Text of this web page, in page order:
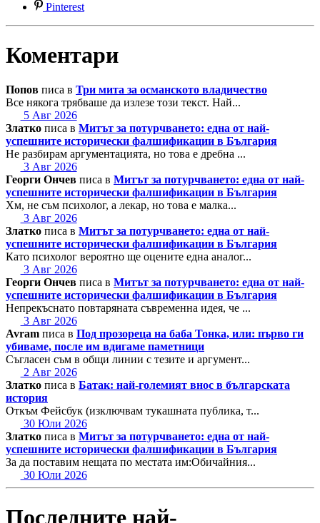
Pinterest
Коментари
Попов писа в Три мита за османското владичество
Все някога трябваше да излезе този текст. Най...
5 Авг 2026
Златко писа в Митът за потурчването: една от най-
успешните исторически фалшификации в България
Не разбирам аргументацията, но това е дребна ...
3 Авг 2026
Георги Ончев писа в Митът за потурчването: една от най-
успешните исторически фалшификации в България
Хм, не съм психолог, а лекар, но това е малка...
3 Авг 2026
Златко писа в Митът за потурчването: една от най-
успешните исторически фалшификации в България
Като психолог вероятно ще оцените една аналог...
3 Авг 2026
Георги Ончев писа в Митът за потурчването: една от най-
успешните исторически фалшификации в България
Непрекъснато повтаряната съвременна идея, че ...
3 Авг 2026
Avram писа в Под прозореца на баба Тонка, или: първо ги
убиваме, после им вдигаме паметници
Съгласен съм в общи линии с тезите и аргумент...
2 Авг 2026
Златко писа в Батак: най-големият внос в българската
история
Откъм Фейсбук (изключвам тукашната публика, т...
30 Юли 2026
Златко писа в Митът за потурчването: една от най-
успешните исторически фалшификации в България
За да поставим нещата по местата им:Обичайния...
30 Юли 2026
Последните най-